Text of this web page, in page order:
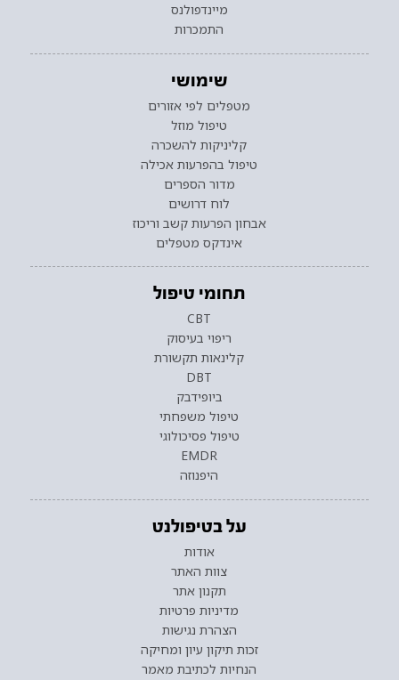
מיינדפולנס
התמכרות
שימושי
מטפלים לפי אזורים
טיפול מוזל
קליניקות להשכרה
טיפול בהפרעות אכילה
מדור הספרים
לוח דרושים
אבחון הפרעות קשב וריכוז
אינדקס מטפלים
תחומי טיפול
CBT
ריפוי בעיסוק
קלינאות תקשורת
DBT
ביופידבק
טיפול משפחתי
טיפול פסיכולוגי
EMDR
היפנוזה
על בטיפולנט
אודות
צוות האתר
תקנון אתר
מדיניות פרטיות
הצהרת נגישות
זכות תיקון עיון ומחיקה
הנחיות לכתיבת מאמר